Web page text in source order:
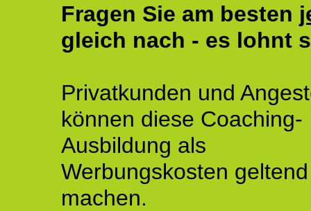
Fragen Sie am besten
gleich nach - es lohnt
Privatkunden und
können diese Coaching-
Ausbildung als
Werbungskosten geltend
machen.